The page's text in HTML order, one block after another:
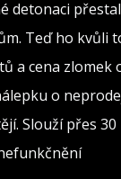
detonaci
Teď ho kvůli
a cena zlomek
o
Slouží přes